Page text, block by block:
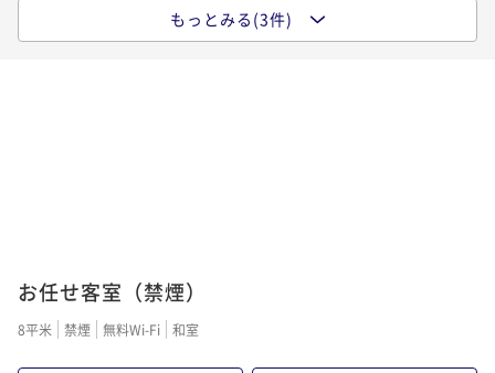
【リーズナブルに西浦温泉を満喫】自慢の黒毛和牛
【迷ったらコレ！当館一番人気】三河湾を望む客室×
活き鮑と幡豆和牛2種メイン＆地魚舟盛り付HAZU会席
もっとみる(3件)
お任せ客室（禁煙）
8平米 禁煙 無料Wi-Fi 和室